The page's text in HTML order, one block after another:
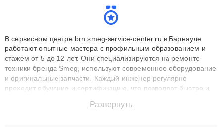
В сервисном центре brn.smeg-service-center.ru в Барнауле
работают опытные мастера с профильным образованием и
стажем от 5 до 12 лет. Они специализируются на ремонте
техники бренда Smeg, используют современное оборудование
и оригинальные запчасти. Каждый инженер регулярно
проходит обучение и сертификацию, что позволяет быстро и
сохранением гарантии до 3 лет. Наши мастера решают
Развернуть